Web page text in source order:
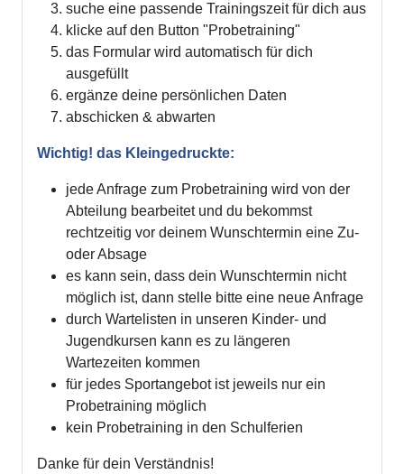
suche eine passende Trainingszeit für dich aus
klicke auf den Button "Probetraining"
das Formular wird automatisch für dich
ausgefüllt
ergänze deine persönlichen Daten
abschicken & abwarten
Wichtig! das Kleingedruckte:
jede Anfrage zum Probetraining wird von der
Abteilung bearbeitet und du bekommst
rechtzeitig vor deinem Wunschtermin eine Zu-
oder Absage
es kann sein, dass dein Wunschtermin nicht
möglich ist, dann stelle bitte eine neue Anfrage
durch Wartelisten in unseren Kinder- und
Jugendkursen kann es zu längeren
Wartezeiten kommen
für jedes Sportangebot ist jeweils nur ein
Probetraining möglich
kein Probetraining in den Schulferien
Danke für dein Verständnis!